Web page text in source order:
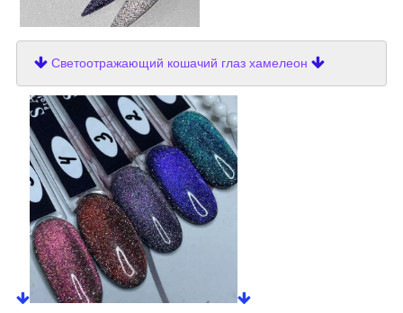
Светоотражающий кошачий глаз хамелеон